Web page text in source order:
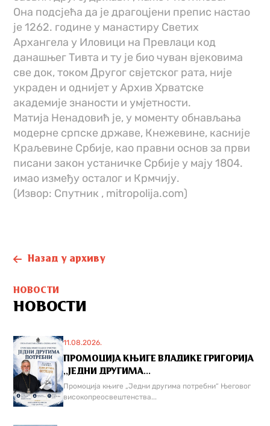
Она подсјећа да је драгоцјени препис настао
је 1262. године у манастиру Светих
Архангела у Иловици на Превлаци код
данашњег Тивта и ту је био чуван вјековима
све док, током Другог свјетског рата, није
украден и однијет у Архив Хрватске
академије знаности и умјетности.
Матија Ненадовић је, у моменту обнављања
модерне српске државе, Кнежевине, касније
Краљевине Србије, као правни основ за први
писани закон устаничке Србије у мају 1804.
имао између осталог и Крмчију.
(Извор: Спутник , mitropolija.com)
Назад у архиву
НОВОСТИ
НОВОСТИ
11.08.2026.
ПРОМОЦИЈА КЊИГЕ ВЛАДИКЕ ГРИГОРИЈА
,,ЈЕДНИ ДРУГИМА...
Промоција књиге „Једни другима потребни“ Његовог
високопреосвештенства...